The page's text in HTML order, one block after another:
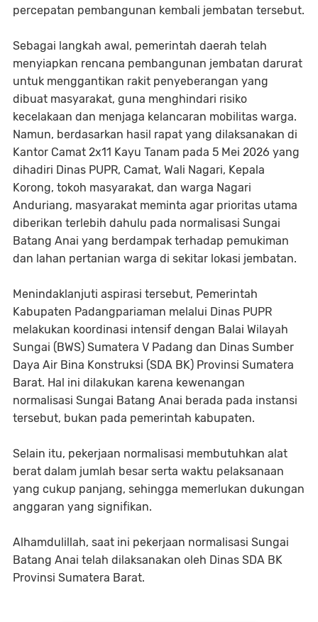
percepatan pembangunan kembali jembatan tersebut.
Sebagai langkah awal, pemerintah daerah telah
menyiapkan rencana pembangunan jembatan darurat
untuk menggantikan rakit penyeberangan yang
dibuat masyarakat, guna menghindari risiko
kecelakaan dan menjaga kelancaran mobilitas warga.
Namun, berdasarkan hasil rapat yang dilaksanakan di
Kantor Camat 2x11 Kayu Tanam pada 5 Mei 2026 yang
dihadiri Dinas PUPR, Camat, Wali Nagari, Kepala
Korong, tokoh masyarakat, dan warga Nagari
Anduriang, masyarakat meminta agar prioritas utama
diberikan terlebih dahulu pada normalisasi Sungai
Batang Anai yang berdampak terhadap pemukiman
dan lahan pertanian warga di sekitar lokasi jembatan.
Menindaklanjuti aspirasi tersebut, Pemerintah
Kabupaten Padangpariaman melalui Dinas PUPR
melakukan koordinasi intensif dengan Balai Wilayah
Sungai (BWS) Sumatera V Padang dan Dinas Sumber
Daya Air Bina Konstruksi (SDA BK) Provinsi Sumatera
Barat. Hal ini dilakukan karena kewenangan
normalisasi Sungai Batang Anai berada pada instansi
tersebut, bukan pada pemerintah kabupaten.
Selain itu, pekerjaan normalisasi membutuhkan alat
berat dalam jumlah besar serta waktu pelaksanaan
yang cukup panjang, sehingga memerlukan dukungan
anggaran yang signifikan.
Alhamdulillah, saat ini pekerjaan normalisasi Sungai
Batang Anai telah dilaksanakan oleh Dinas SDA BK
Provinsi Sumatera Barat.